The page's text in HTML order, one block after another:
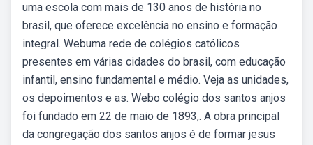
uma escola com mais de 130 anos de história no
brasil, que oferece excelência no ensino e formação
integral. Webuma rede de colégios católicos
presentes em várias cidades do brasil, com educação
infantil, ensino fundamental e médio. Veja as unidades,
os depoimentos e as. Webo colégio dos santos anjos
foi fundado em 22 de maio de 1893,. A obra principal
da congregação dos santos anjos é de formar jesus